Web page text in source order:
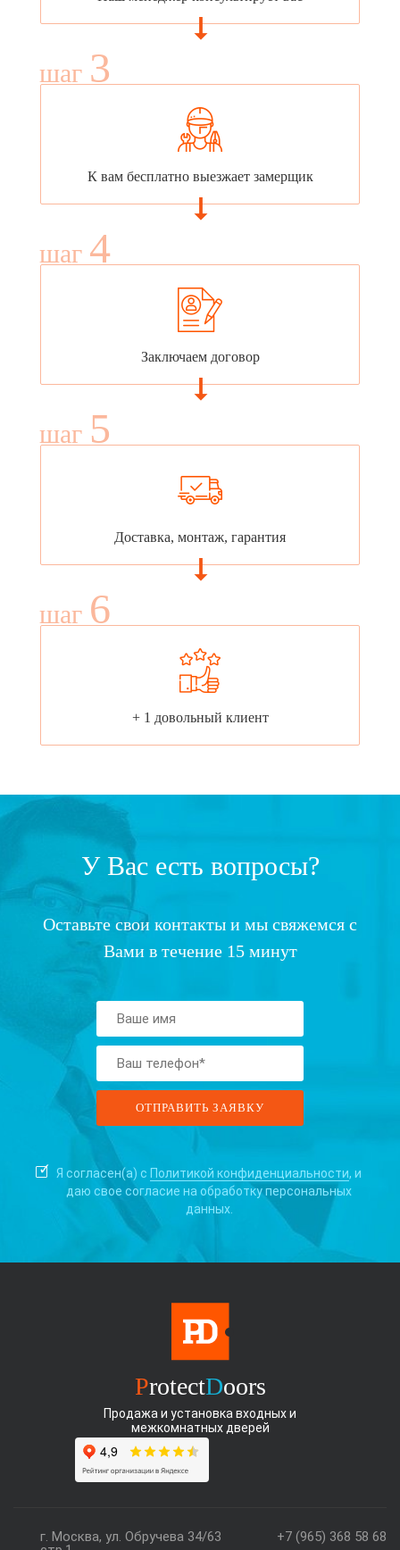
шаг 3
К вам бесплатно выезжает замерщик
шаг 4
Заключаем договор
шаг 5
Доставка, монтаж, гарантия
шаг 6
+ 1 довольный клиент
У Вас есть вопросы?
Оставьте свои контакты и мы свяжемся с
Вами в течение 15 минут
Я согласен(а) с Политикой конфиденциальности, и
даю свое согласие на обработку персональных
данных.
ProtectDoors
Продажа и установка входных и
межкомнатных дверей
+7 (965) 368 58 68
г. Москва, ул. Обручева 34/63